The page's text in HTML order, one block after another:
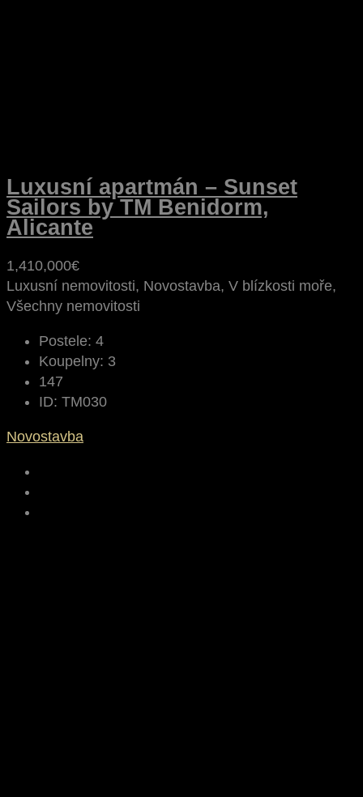
Luxusní apartmán – Sunset
Sailors by TM Benidorm,
Alicante
1,410,000€
Luxusní nemovitosti, Novostavba, V blízkosti moře,
Všechny nemovitosti
Postele: 4
Koupelny: 3
147
ID: TM030
Novostavba